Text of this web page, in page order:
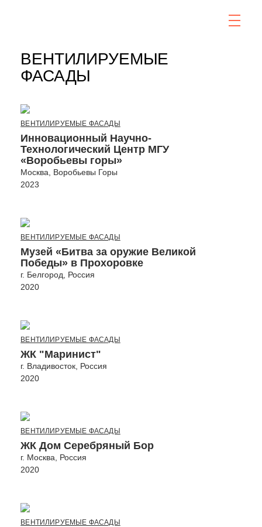
ВЕНТИЛИРУЕМЫЕ
ФАСАДЫ
ВЕНТИЛИРУЕМЫЕ ФАСАДЫ
Инновационный Научно-
Технологический Центр МГУ
«Воробьевы горы»
Москва, Воробьевы Горы
2023
ВЕНТИЛИРУЕМЫЕ ФАСАДЫ
Музей «Битва за оружие Великой
Победы» в Прохоровке
г. Белгород, Россия
2020
ВЕНТИЛИРУЕМЫЕ ФАСАДЫ
ЖК "Маринист"
г. Владивосток, Россия
2020
ВЕНТИЛИРУЕМЫЕ ФАСАДЫ
ЖК Дом Серебряный Бор
г. Москва, Россия
2020
ВЕНТИЛИРУЕМЫЕ ФАСАДЫ